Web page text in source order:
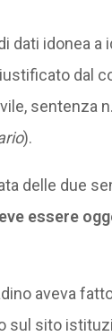
dati idonea
dal
sentenza
).
delle due
essere
aveva
sul sito